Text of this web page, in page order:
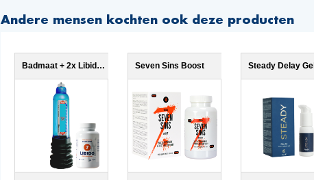
Andere mensen kochten ook deze producten
Badmaat + 2x Libido7 Seven Sins Boost Steady Delay Gel